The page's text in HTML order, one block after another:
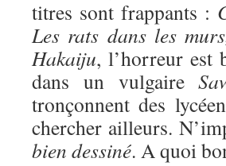
titres sont frappants :
Les rats dans les
Hakaiju, l’horreur est
dans un vulgaire
tronçonnent des
chercher ailleurs.
bien dessiné. A quoi